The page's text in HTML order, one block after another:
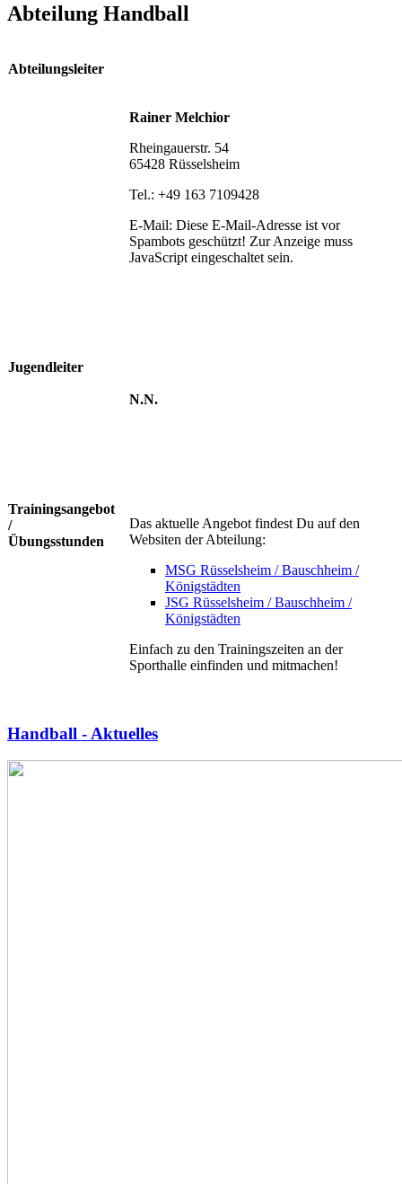
Abteilung Handball
Abteilungsleiter
Rainer Melchior
Rheingauerstr. 54
65428 Rüsselsheim
Tel.: +49 163 7109428
E-Mail: Diese E-Mail-Adresse ist vor
Spambots geschützt! Zur Anzeige muss
JavaScript eingeschaltet sein.
Jugendleiter
N.N.
Trainingsangebot
/
Übungsstunden
Das aktuelle Angebot findest Du auf den
Websiten der Abteilung:
MSG Rüsselsheim / Bauschheim /
Königstädten
JSG Rüsselsheim / Bauschheim /
Königstädten
Einfach zu den Trainingszeiten an der
Sporthalle einfinden und mitmachen!
Handball - Aktuelles